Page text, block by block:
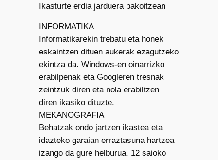
Ikasturte erdia jarduera bakoitzean
INFORMATIKA
Informatikarekin trebatu eta honek
eskaintzen dituen aukerak ezagutzeko
ekintza da. Windows-en oinarrizko
erabilpenak eta Googleren tresnak
zeintzuk diren eta nola erabiltzen
diren ikasiko dituzte.
MEKANOGRAFIA
Behatzak ondo jartzen ikastea eta
idazteko garaian erraztasuna hartzea
izango da gure helburua. 12 saioko